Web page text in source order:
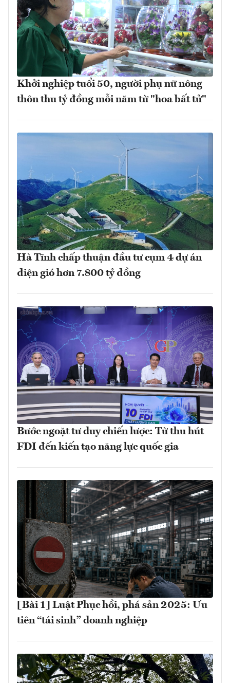
Khởi nghiệp tuổi 50, người phụ nữ nông
thôn thu tỷ đồng mỗi năm từ "hoa bất tử"
Hà Tĩnh chấp thuận đầu tư cụm 4 dự án
điện gió hơn 7.800 tỷ đồng
Bước ngoặt tư duy chiến lược: Từ thu hút
FDI đến kiến tạo năng lực quốc gia
[Bài 1] Luật Phục hồi, phá sản 2025: Ưu
tiên “tái sinh” doanh nghiệp